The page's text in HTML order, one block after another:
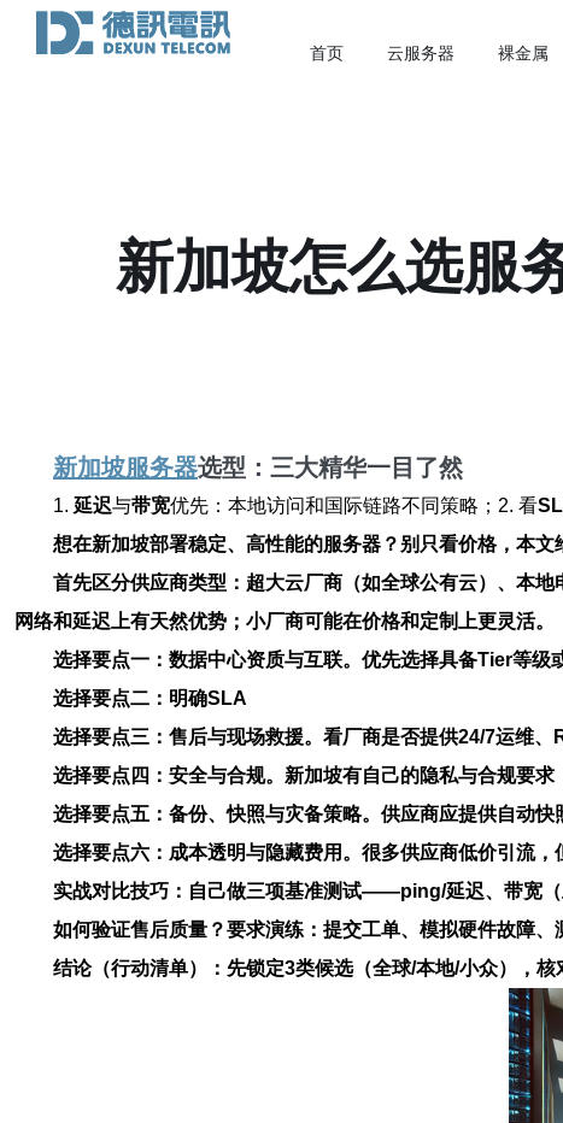
首页 云服务器 裸金属
新加坡怎么选服
新加坡服务器选型：三大精华一目了然
1. 延迟与带宽优先：本地访问和国际链路不同策略；2. 看
想在新加坡部署稳定、高性能的服务器 ？别只看价格，本
首先区分供应商类型：超大云厂商（如全球公有云）、本
网络和延迟 上有天然优势；小厂商可能在价格和定制上更灵活。
选择要点一： 数据中心资质与互联。优先选择具备Tier等级
选择要点二：明确SLA
选择要点三：售后与现场救援。看厂商是否提供24/7运维、
选择要点四：安全与合规。新加坡有自己的隐私与合规要求
选择要点五：备份、快照与灾备策略。供应商应提供自动
选择要点六：成本透明与隐藏费用。很多供应商低价引流
实战对比技巧：自己做三项基准测试——ping/延迟、带宽（
如何验证售后质量？要求演练：提交工单、模拟硬件故障
结论（行动清单）：先锁定3类候选（全球/本地/小众），核